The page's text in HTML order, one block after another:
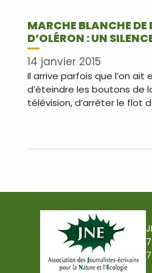
MARCHE BLANCHE DE
D’OLÉRON : UN
14 janvier 2015
Il arrive parfois que l’on ait
d’éteindre les boutons de
télévision, d’arrêter le flot